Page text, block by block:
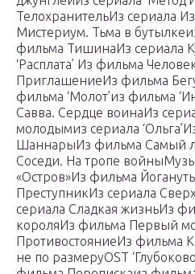
ТелохранительИз сериала
Мистериум. Тьма в
фильма ТишинаИз сериала
‘Расплата’ Из фильма
ПриглашениеИз фильма
фильма ‘Молот’из фильма
Савва. Сердце воинаИз
молодымиз сериала
ШаннарыИз фильма Самый
Соседи. На тропе
«Остров»Из фильма
ПреступникИз сериала
сериала Сладкая жизньИз
короляИз фильма Первый
ПротивостояниеИз фильма
не по размеруOST